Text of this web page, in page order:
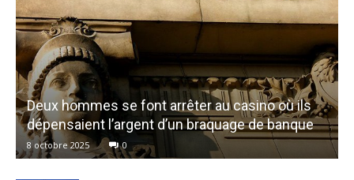
Deux hommes se font arrêter au casino où ils
dépensaient l’argent d’un braquage de banque
8 octobre 2025 0